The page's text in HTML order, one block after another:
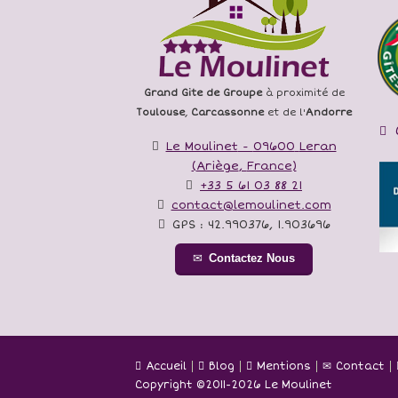
Grand Gite de Groupeà proximité de
Toulouse, Carcassonneet de l'Andorre
Le Moulinet - 09600 Leran
(Ariège, France)
+33 5 61 03 88 21
contact@lemoulinet.com
GPS : 42.990376, 1.903696
Contactez Nous
Accueil Blog Mentions
Contact
Copyright ©2011-2026 Le Moulinet